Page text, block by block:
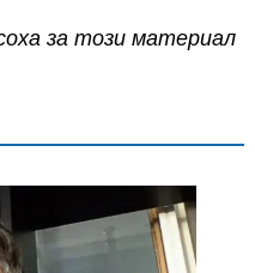
за този материал